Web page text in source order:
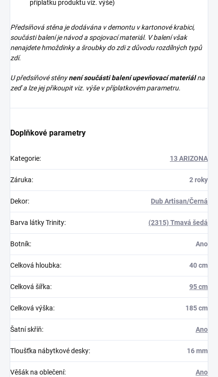
příplatku produktu viz. výše)
Předsíňová stěna je dodávána v demontu v kartonové krabici,
součásti balení je návod a spojovací materiál. V balení však
nenajdetehmoždinky a šroubky do zdi z důvodu rozdílných typů
zdí.
U předsíňové stěnynení součásti balení upevňovací materiálna
zeď a lze jej přikoupit viz. výše v příplatkovém parametru.
Doplňkové parametry
Kategorie: 13 ARIZONA
Záruka: 2 roky
Dekor: Dub Artisan/Černá
Barva látky Trinity: (2315) Tmavá šedá
Botník: Ano
Celková hloubka: 40 cm
Celková šířka: 95 cm
Celková výška: 185 cm
Šatní skříň: Ano
Tloušťka nábytkové desky: 16 mm
Věšák na oblečení: Ano